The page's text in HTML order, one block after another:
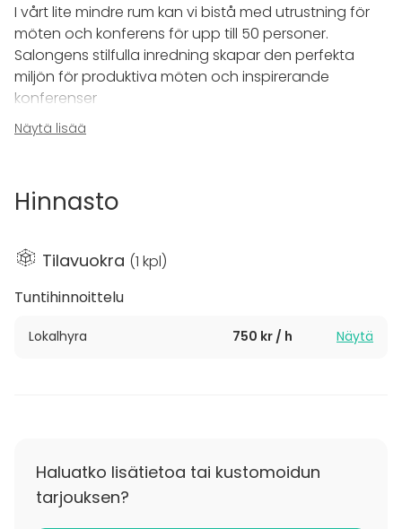
I vårt lite mindre rum kan vi bistå med utrustning för
möten och konferens för upp till 50 personer.
Salongens stilfulla inredning skapar den perfekta
miljön för produktiva möten och inspirerande
konferenser
Efter en produktiv dag är ni värda riktigt got mat och
Vi hjälper er att få rätt förutsättningar till just era
Näytä lisää
Hinnasto
Tilavuokra (1 kpl)
Tuntihinnoittelu
Lokalhyra 750 kr / h Näytä
Haluatko lisätietoa tai kustomoidun
tarjouksen?